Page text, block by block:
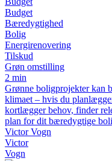
Budget
Bæredygtighed
Bolig
Energirenovering
Tilskud
Grøn omstilling
2 min
Grønne boligprojekter kan
klimaet – hvis du
kortlægger behov, finder
plan for dit bæredygtige
Victor Vogn
Victor
Vogn